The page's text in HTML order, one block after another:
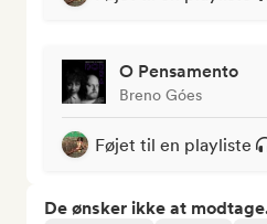
O Pensamento
Breno Góes
Føjet til en playliste
De ønsker ikke at